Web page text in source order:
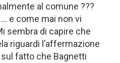
al comune ???
… e come mai non vi
sembra di capire che
riguardi l’affermazione
fatto che Bagnetti